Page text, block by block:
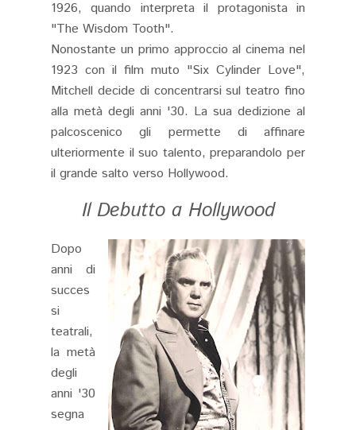
1926, quando interpreta il protagonista in
"The Wisdom Tooth".
Nonostante un primo approccio al cinema nel
1923 con il film muto "Six Cylinder Love",
Mitchell decide di concentrarsi sul teatro fino
alla metà degli anni '30. La sua dedizione al
palcoscenico gli permette di affinare
ulteriormente il suo talento, preparandolo per
il grande salto verso Hollywood.
Il Debutto a Hollywood
Dopo
anni di
succes
si
teatrali,
la metà
degli
anni '30
segna